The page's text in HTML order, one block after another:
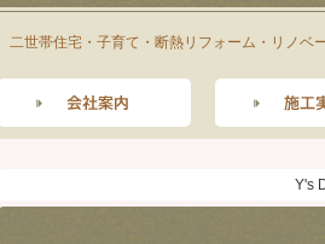
二世帯住宅・子育て・断熱リフォーム・リノベ
Y's